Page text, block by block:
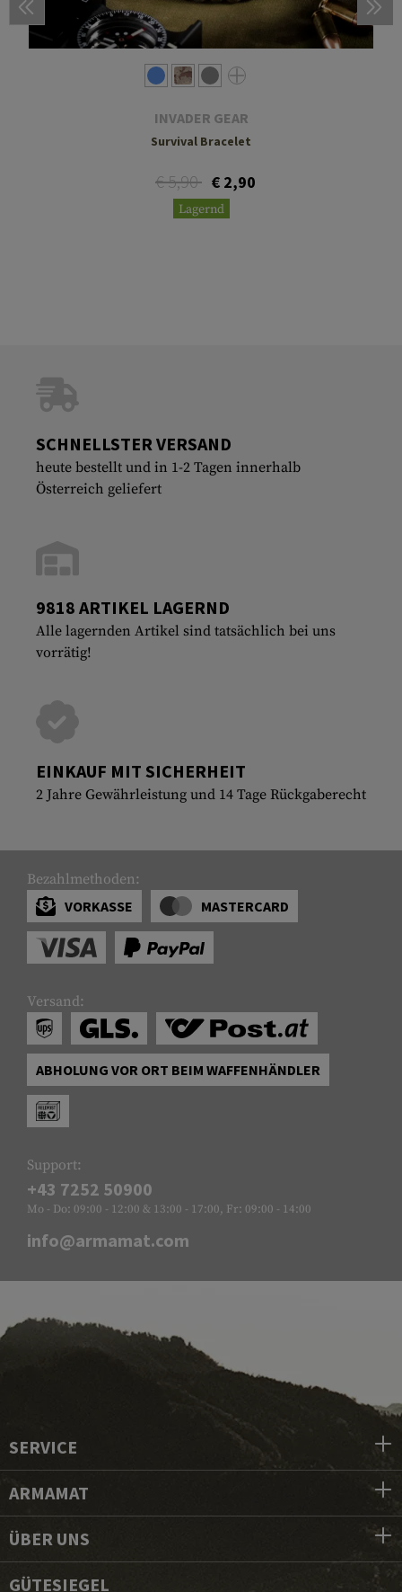
INVADER GEAR
Survival Bracelet
€ 5,90 € 2,90
Lagernd
SCHNELLSTER VERSAND
heute bestellt und in 1-2 Tagen innerhalb
Österreich geliefert
9818 ARTIKEL LAGERND
Alle lagernden Artikel sind tatsächlich bei uns
vorrätig!
EINKAUF MIT SICHERHEIT
2 Jahre Gewährleistung und 14 Tage Rückgaberecht
Bezahlmethoden:
VORKASSE
MASTERCARD
Versand:
ABHOLUNG VOR ORT BEIM WAFFENHÄNDLER
Support:
+43 7252 50900
Mo - Do: 09:00 - 12:00 & 13:00 - 17:00, Fr: 09:00 - 14:00
info@armamat.com
SERVICE
ARMAMAT
ÜBER UNS
GÜTESIEGEL